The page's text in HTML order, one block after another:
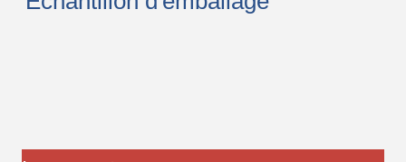
peuvent être ajustées de manière flexible.